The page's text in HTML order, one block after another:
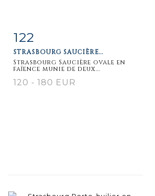
122
STRASBOURG SAUCIÈRE...
Strasbourg Saucière ovale en
faïence munie de deux...
120 - 180 EUR